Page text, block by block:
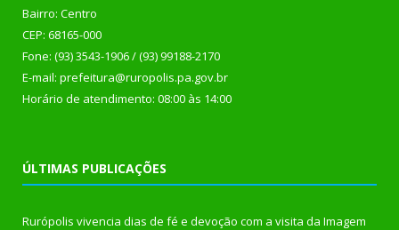
Bairro: Centro
CEP: 68165-000
Fone: (93) 3543-1906 / (93) 99188-2170
E-mail: prefeitura@ruropolis.pa.gov.br
Horário de atendimento: 08:00 às 14:00
ÚLTIMAS PUBLICAÇÕES
Rurópolis vivencia dias de fé e devoção com a visita da Imagem